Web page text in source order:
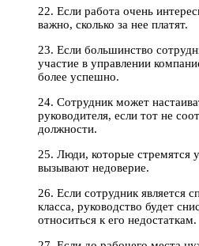
22. Если работа очень
важно, сколько за нее платят.
23. Если большинство
участие в управлении
более успешно.
24. Сотрудник может
руководителя, если тот не
должности.
25. Люди, которые стремятся
вызывают недоверие.
26. Если сотрудник является
класса, руководство будет
относиться к его недостаткам.